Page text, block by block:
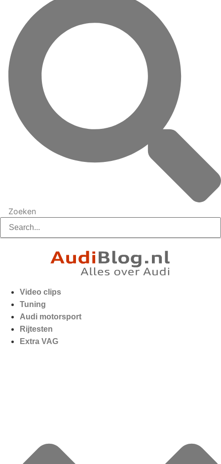
Zoeken
Video clips
Tuning
Audi motorsport
Rijtesten
Extra VAG